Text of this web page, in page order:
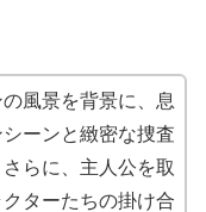
風景を背景に、息
ーンと緻密な捜査
らに、主人公を取
ターたちの掛け合